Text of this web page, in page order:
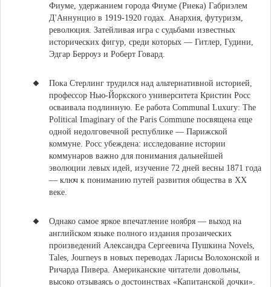
Фиуме, удержанием города Фиуме (Риека) Габриэлем
Д'Аннунцио в 1919-1920 годах. Анархия, футуризм,
революция. Затейливая игра с судьбами известных
исторических фигур, среди которых — Гитлер, Гудини,
Эдгар Берроуз и Роберт Говард.
Пока Стерлинг трудился над альтернативной историей,
профессор Нью-Йоркского университета Кристин Росс
осваивала подлинную. Ее работа Communal Luxury: The
Political Imaginary of the Paris Commune посвящена еще
одной недолговечной республике — Парижской
коммуне. Росс убеждена: исследование истории
коммунаров важно для понимания дальнейшей
эволюции левых идей, изучение 72 дней весны 1871 года
— ключ к пониманию путей развития общества в XX
веке.
Однако самое яркое впечатление ноября — выход на
английском языке полного издания прозаических
произведений Александра Сергеевича Пушкина Novels,
Tales, Journeys в новых переводах Ларисы Волохонской и
Ричарда Пивера. Американские читатели довольны,
высоко отзываясь о достоинствах «Капитанской дочки».